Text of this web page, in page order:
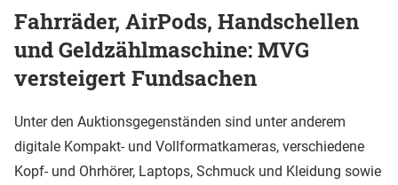
Fahrräder, AirPods, Handschellen
und Geldzählmaschine: MVG
versteigert Fundsachen
Unter den Auktionsgegenständen sind unter anderem
digitale Kompakt- und Vollformatkameras, verschiedene
Kopf- und Ohrhörer, Laptops, Schmuck und Kleidung sowie